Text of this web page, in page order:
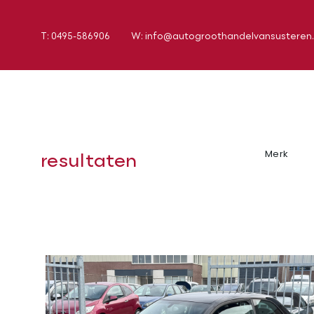
T: 0495-586906 W:
resultaten